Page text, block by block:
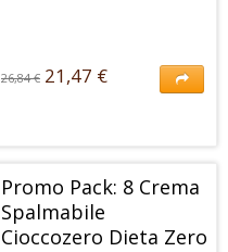
26,84 € 21,47 €
Promo Pack: 8 Crema
Spalmabile
Cioccozero Dieta Zero